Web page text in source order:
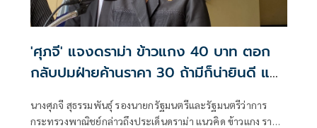
'ศุภจี' แจงดราม่า ข้าวแกง 40 บาท ตอก
กลับปมฝ่ายค้านราคา 30 ถ้ามีก็น่ายินดี แต่
นางศุภจี สุธรรมพันธุ์ รองนายกรัฐมนตรีและรัฐมนตรีว่าการ
กระทรวงพาณิชย์กล่าวถึงประเด็นดราม่า แนวคิด ข้าวแกง ราคา